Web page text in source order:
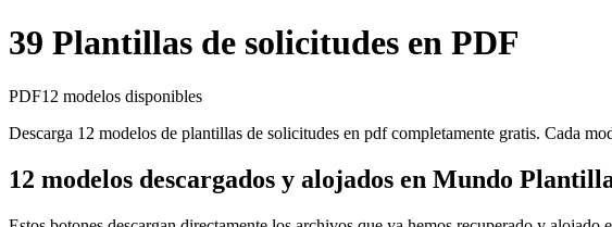
39 Plantillas de solicitudes en PDF
PDF12 modelos disponibles
Descarga 12 modelos de plantillas de solicitudes en pdf completamente gratis. Cada
12 modelos descargados y alojados en Mundo